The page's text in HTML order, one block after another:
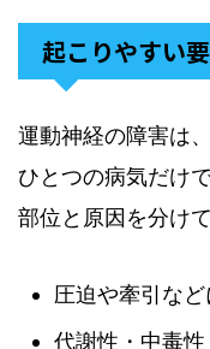
起こりやすい
運動神経の障害は
ひとつの病気だけ
部位と原因を分け
圧迫や牽引な
代謝性・中毒